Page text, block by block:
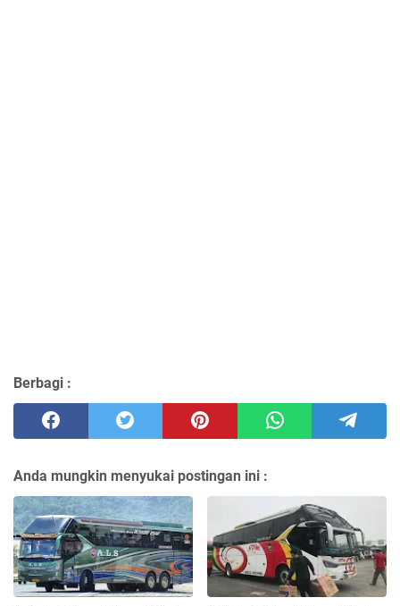
Berbagi :
Anda mungkin menyukai postingan ini :